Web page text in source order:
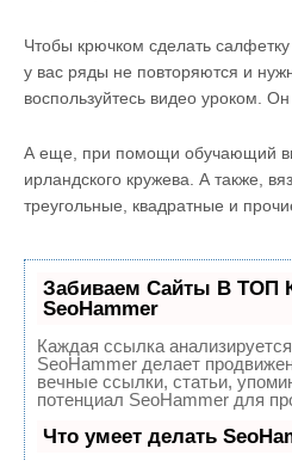
Чтобы крючком сделать
у вас ряды не повторяются и
воспользуйтесь видео уроком.
А еще, при помощи обучающий
ирландского кружева. А также,
треугольные, квадратные и
Забиваем Сайты В ТОП
SeoHammer
Каждая ссылка
SeoHammer делает
вечные ссылки, статьи,
потенциал SeoHammer для
Что умеет делать